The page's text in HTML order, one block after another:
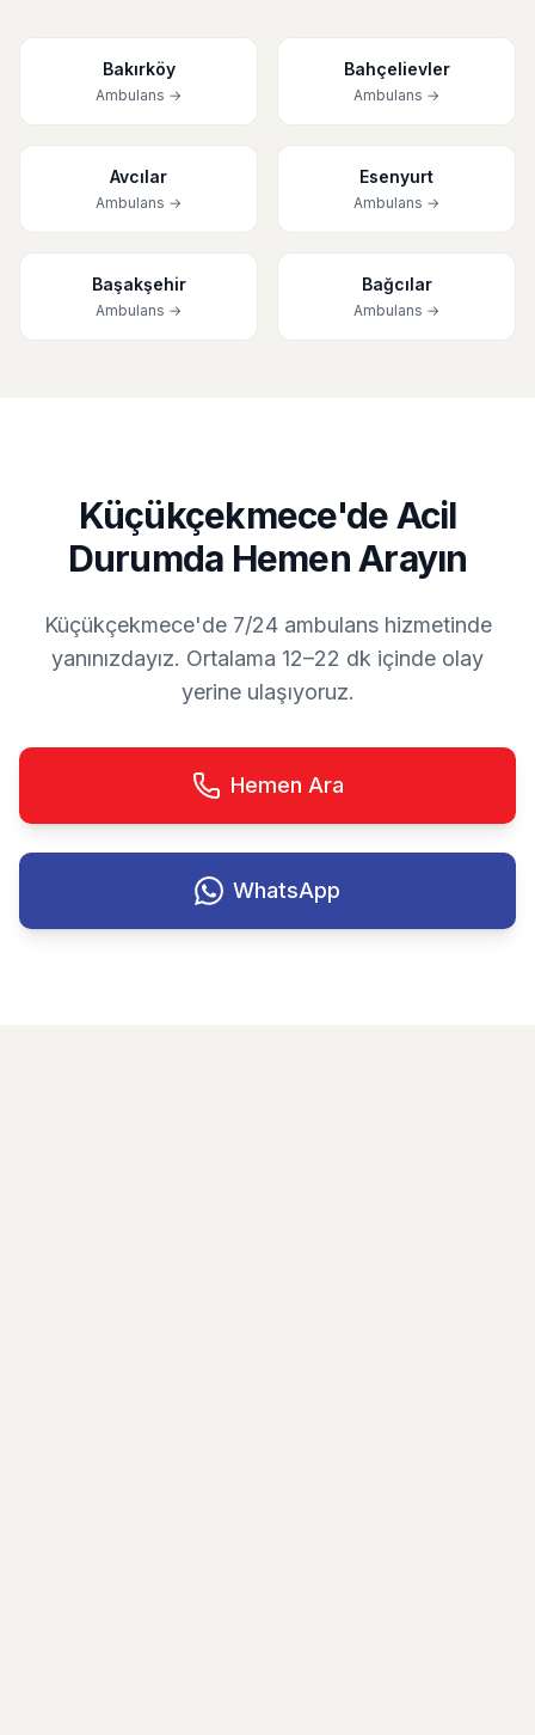
Bakırköy
Ambulans →
Bahçelievler
Ambulans →
Avcılar
Ambulans →
Esenyurt
Ambulans →
Başakşehir
Ambulans →
Bağcılar
Ambulans →
Küçükçekmece'de Acil
Durumda Hemen Arayın
Küçükçekmece'de 7/24 ambulans hizmetinde
yanınızdayız. Ortalama 12–22 dk içinde olay
yerine ulaşıyoruz.
Hemen Ara
WhatsApp